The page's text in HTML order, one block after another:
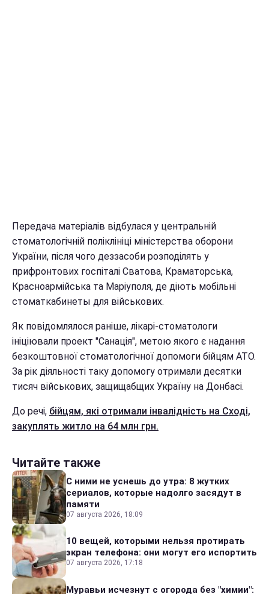
Передача матеріалів відбулася у центральній
стоматологічній поліклініці міністерства оборони
України, після чого деззасоби розподілять у
прифронтових госпіталі Сватова, Краматорська,
Красноармійська та Маріуполя, де діють мобільні
стоматкабинеты для військових.
Як повідомлялося раніше, лікарі-стоматологи
ініціювали проект "Санація", метою якого є надання
безкоштовної стоматологічної допомоги бійцям АТО.
За рік діяльності таку допомогу отримали десятки
тисяч військових, защищабщих Україну на Донбасі.
До речі, бійцям, які отримали інвалідність на Сході,
закуплять житло на 64 млн грн.
Читайте также
С ними не уснешь до утра: 8 жутких
сериалов, которые надолго засядут в
памяти
07 августа 2026, 18:09
10 вещей, которыми нельзя протирать
экран телефона: они могут его испортить
07 августа 2026, 17:18
Муравьи исчезнут с огорода без "химии":